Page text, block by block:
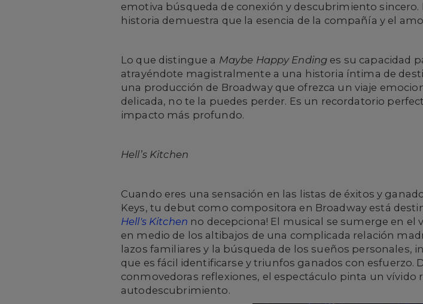
emotiva búsqueda de conexión y descubrimiento
historia demuestra que la esencia de la compañía y el
Lo que distingue a Maybe Happy Ending es su capacidad
atrayéndote magistralmente a una historia íntima de
una producción de Broadway que ofrezca un viaje
delicada, no te la puedes perder. Es un recordatorio
impacto más profundo.
Hell’s Kitchen
Cuando eres una sensación en las listas de éxitos y
Keys, tu debut como compositora en Broadway está
Hell's Kitchen no decepciona! El musical se sumerge en
en medio de los altibajos de una complicada relación
lazos familiares y la búsqueda de los sueños
que es fácil identificarse y triunfos ganados con esfuerzo.
conmovedoras reflexiones, el espectáculo pinta un vívido
autodescubrimiento.